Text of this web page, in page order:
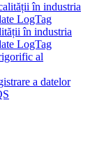
în industria
LogTag
în industria
LogTag
al
a datelor